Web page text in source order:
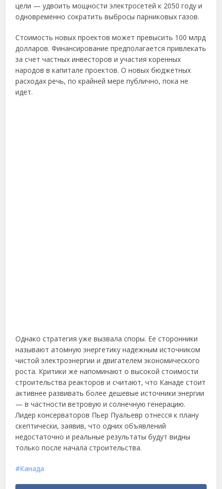
цели — удвоить мощности электросетей к 2050 году и
одновременно сократить выбросы парниковых газов.
Стоимость новых проектов может превысить 100 млрд
долларов. Финансирование предполагается привлекать
за счет частных инвесторов и участия коренных
народов в капитале проектов. О новых бюджетных
расходах речь, по крайней мере публично, пока не
идет.
Однако стратегия уже вызвала споры. Ее сторонники
называют атомную энергетику надежным источником
чистой электроэнергии и двигателем экономического
роста. Критики же напоминают о высокой стоимости
строительства реакторов и считают, что Канаде стоит
активнее развивать более дешевые источники энергии
— в частности ветровую и солнечную генерацию.
Лидер консерваторов Пьер Пуальевр отнесся к плану
скептически, заявив, что одних объявлений
недостаточно и реальные результаты будут видны
только после начала строительства.
Канада